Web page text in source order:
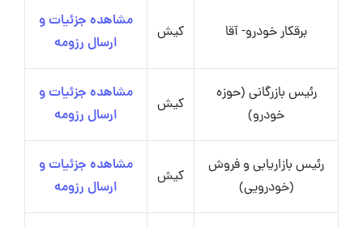
برقکار خودرو- آقا کیش
مشاهده جزئیات و
ارسال رزومه
رئیس بازرگانی (حوزه
خودرو)
کیش
مشاهده جزئیات و
ارسال رزومه
رئیس بازاریابی و فروش
(خودرویی)
کیش
مشاهده جزئیات و
ارسال رزومه